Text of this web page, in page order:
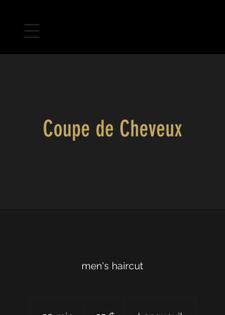
Coupe de Cheveux
men's haircut
canadiens